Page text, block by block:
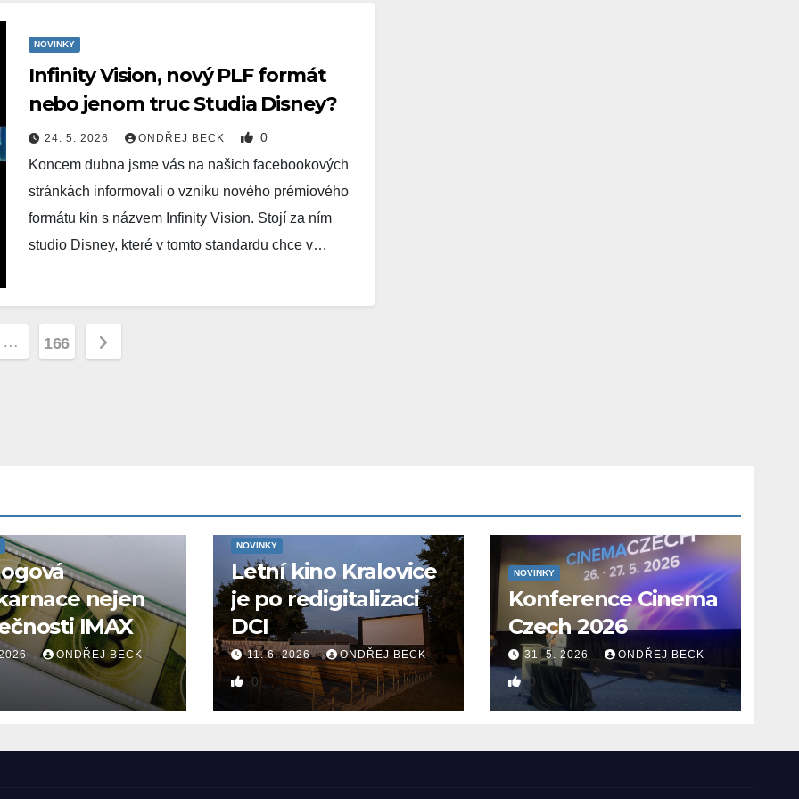
NOVINKY
Infinity Vision, nový PLF formát
nebo jenom truc Studia Disney?
24. 5. 2026 ONDŘEJ BECK 0
Koncem dubna jsme vás na našich facebookových
stránkách informovali o vzniku nového prémiového
formátu kin s názvem Infinity Vision. Stojí za ním
studio Disney, které v tomto standardu chce v…
… 166
nejen
IMAX
ONDŘEJ BECK
NOVINKY
Letní kino Kralovice
je po redigitalizaci
DCI
11. 6. 2026 ONDŘEJ BECK
0
NOVINKY
Konference Cinema
Czech 2026
31. 5. 2026 ONDŘEJ BECK
0